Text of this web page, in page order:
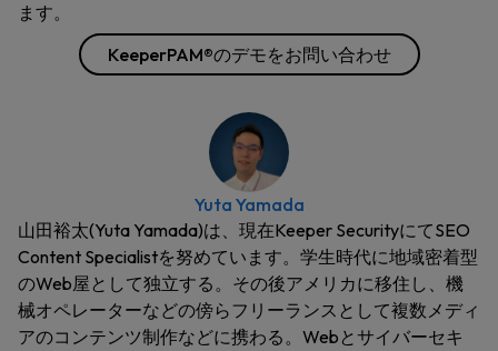
ます。
KeeperPAM®のデモをお問い合わせ
Yuta Yamada
山田裕太(Yuta Yamada)は、現在Keeper SecurityにてSEO
Content Specialistを努めています。学生時代に地域密着型
のWeb屋として独立する。その後アメリカに移住し、機
械オペレーターなどの傍らフリーランスとして複数メディ
アのコンテンツ制作などに携わる。Webとサイバーセキ